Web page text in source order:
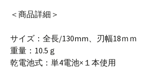
＜商品詳細＞
サイズ：全長/130mm、刃幅18ｍｍ
重量：10.5ｇ
乾電池式：単4電池×１本使用